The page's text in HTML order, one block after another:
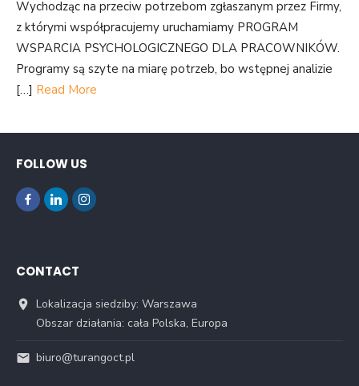
Wychodząc na przeciw potrzebom zgłaszanym przez Firmy,
z którymi współpracujemy uruchamiamy PROGRAM
WSPARCIA PSYCHOLOGICZNEGO DLA PRACOWNIKÓW.
Programy są szyte na miarę potrzeb, bo wstępnej analizie
[…] Read More
FOLLOW US
CONTACT
Lokalizacja siedziby: Warszawa
Obszar działania: cała Polska, Europa
biuro@turangoct.pl